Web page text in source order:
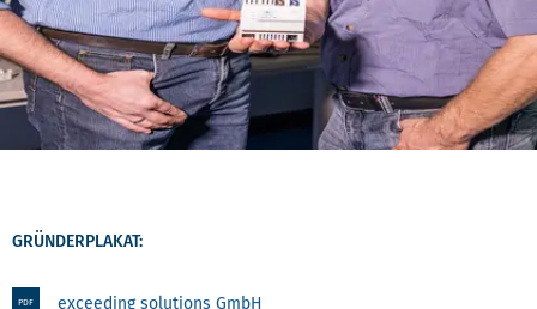
GRÜNDERPLAKAT:
PDF exceeding solutions GmbH